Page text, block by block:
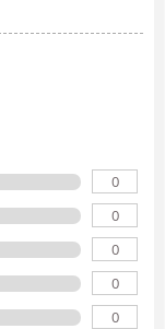
0
0
0
0
0